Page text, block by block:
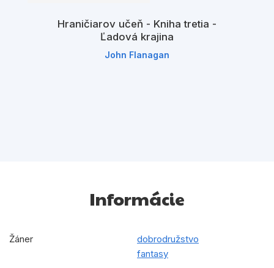
Hraničiarov učeň - Kniha tretia -
Ľadová krajina
John Flanagan
Informácie
Žáner
dobrodružstvo
fantasy